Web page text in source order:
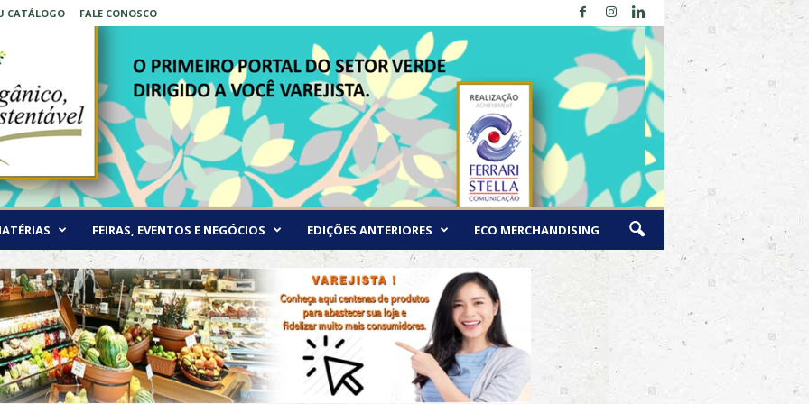
CATÁLOGO FALE CONOSCO
FEIRAS, EVENTOS E NEGÓCIOS EDIÇÕES ANTERIORES ECO MERCHANDISING